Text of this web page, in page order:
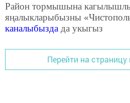
Район тормышына
яңалыкларыбызны
каналыбызда да укыгыз
Перейти на страницу